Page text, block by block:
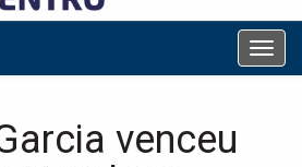
T
o
venceu